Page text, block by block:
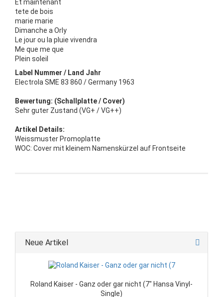
Et maintenant
tete de bois
marie marie
Dimanche a Orly
Le jour ou la pluie vivendra
Me que me que
Plein soleil
Label Nummer / Land Jahr
Electrola SME 83 860 / Germany 1963
Bewertung: (Schallplatte / Cover)
Sehr guter Zustand (VG+ / VG++)
Artikel Details:
Weissmuster Promoplatte
WOC: Cover mit kleinem Namenskürzel auf Frontseite
Neue Artikel
Roland Kaiser - Ganz oder gar nicht (7" Hansa Vinyl-
Single)